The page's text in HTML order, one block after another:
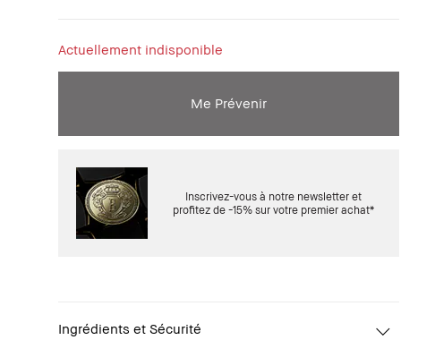
Actuellement indisponible
Me Prévenir
Inscrivez-vous à notre newsletter et
profitez de -15% sur votre premier achat*
Ingrédients et Sécurité